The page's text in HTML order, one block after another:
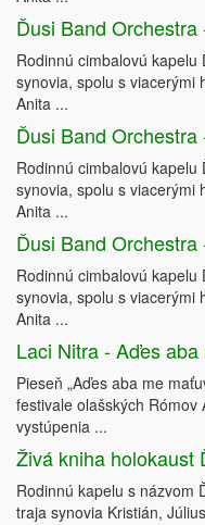
Ďusi Band
Rodinnú cimbalovú
synovia, spolu s viacerými
Anita ...
Ďusi Band
Rodinnú cimbalovú
synovia, spolu s viacerými
Anita ...
Ďusi Band
Rodinnú cimbalovú
synovia, spolu s viacerými
Anita ...
Laci Nitra - Aďes
Pieseň „Aďes aba me
festivale olašských
vystúpenia ...
Živá kniha holokaust
Rodinnú kapelu s názvom
traja synovia Kristián,